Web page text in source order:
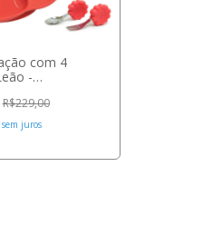
com 4
-
R$229,00
sem juros